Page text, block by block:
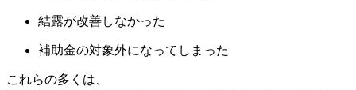
結露が改善しなかった
補助金の対象外になってしまった
これらの多くは、